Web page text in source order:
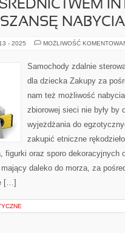
- 2025 MOŻLIWOŚĆ
Samochody zdalnie
dla dziecka Zakupy za
nam też możliwość
zbiorowej sieci nie były by
wyjeżdżania do
zakupić etniczne
figurki oraz sporo dekoracyjnych
daleko do morza, za
[…]